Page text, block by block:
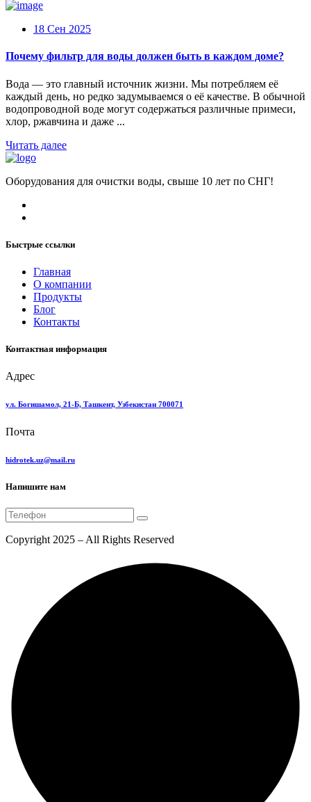
18 Сен 2025
Почему фильтр для воды должен быть в каждом доме?
Вода — это главный источник жизни. Мы потребляем её
каждый день, но редко задумываемся о её качестве. В обычной
водопроводной воде могут содержаться различные примеси,
хлор, ржавчина и даже ...
Читать далее
Оборудования для очистки воды, свыше 10 лет по СНГ!
Быстрые ссылки
Главная
О компании
Продукты
Блог
Контакты
Контактная информация
Адрес
ул. Богишамол, 21-Б, Ташкент, Узбекистан 700071
Почта
hidrotek.uz@mail.ru
Напишите нам
Copyright 2025 – All Rights Reserved